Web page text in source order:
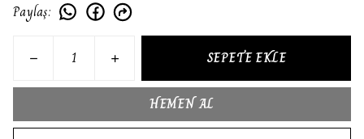
Paylaş:
SEPETE EKLE
HEMEN AL